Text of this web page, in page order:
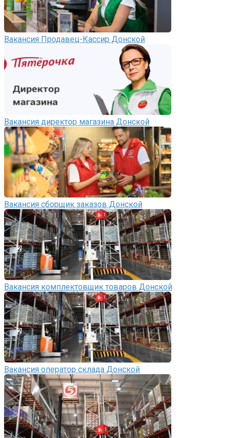
Вакансия Продавец-Кассир Донской
Вакансия директор магазина Донской
Вакансия сборщик заказов Донской
Вакансия комплектовщик товаров Донской
Вакансия оператор склада Донской